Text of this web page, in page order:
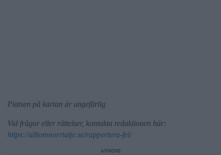
Platsen på kartan är ungefärlig
Vid frågor eller rättelser, kontakta redaktionen här:
https://alltomnorrtalje.se/rapportera-fel/
ANNONS